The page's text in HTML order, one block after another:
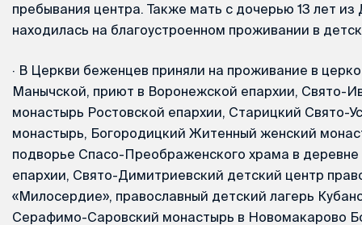
пребывания центра. Также мать с дочерью 13 лет из
находилась на благоустроенном проживании в
· В Церкви беженцев приняли на проживание в
Манычской, приют в Воронежской епархии, Свято-
монастырь Ростовской епархии, Старицкий Свято-
монастырь, Богородицкий Житенный женский
подворье Спасо-Преображенского храма в
епархии, Свято-Димитриевский детский центр
«Милосердие», православный детский лагерь
Серафимо-Саровский монастырь в Новомакарово